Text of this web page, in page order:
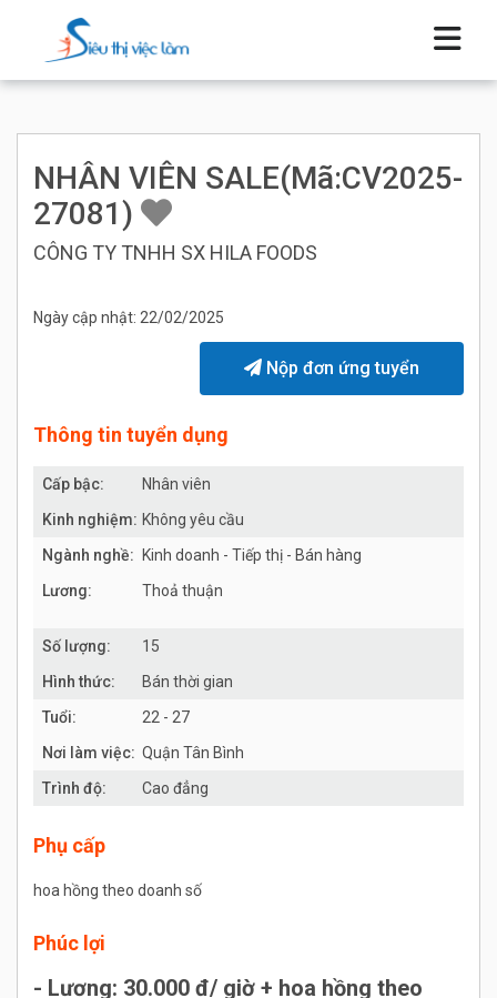
NHÂN VIÊN SALE(Mã:CV2025-
27081)
CÔNG TY TNHH SX HILA FOODS
Ngày cập nhật: 22/02/2025
Nộp đơn ứng tuyển
Thông tin tuyển dụng
Cấp bậc:
Nhân viên
Kinh nghiệm: Không yêu cầu
Ngành nghề:
Kinh doanh - Tiếp thị - Bán hàng
Lương:
Thoả thuận
Số lượng:
15
Hình thức:
Bán thời gian
Tuổi:
22 - 27
Nơi làm việc: Quận Tân Bình
Trình độ:
Cao đẳng
Phụ cấp
hoa hồng theo doanh số
Phúc lợi
- Lương: 30.000 đ/ giờ + hoa hồng theo